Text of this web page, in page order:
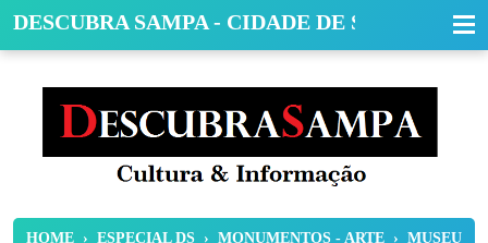
DESCUBRA SAMPA - CIDADE DE SÃO PAULO
HOME › ESPECIAL DS › MONUMENTOS - ARTE › MUSEU